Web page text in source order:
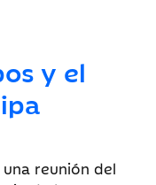
y el
reunión del